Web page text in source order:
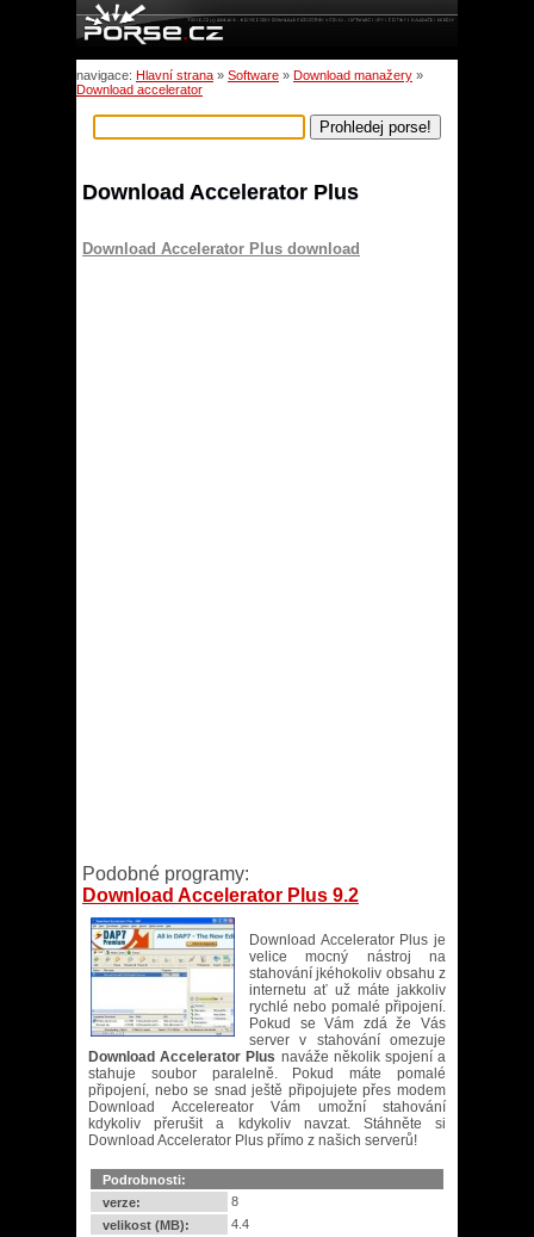
navigace: Hlavní strana » Software » Download manažery »
Download accelerator
Download Accelerator Plus
Download Accelerator Plus download
Podobné programy:
Download Accelerator Plus 9.2
Download Accelerator Plus je
velice mocný nástroj na
stahování jkéhokoliv obsahu z
internetu ať už máte jakkoliv
rychlé nebo pomalé připojení.
Pokud se Vám zdá že Vás
server v stahování omezuje
Download Accelerator Plus naváže několik spojení a
stahuje soubor paralelně. Pokud máte pomalé
připojení, nebo se snad ještě připojujete přes modem
Download Accelereator Vám umožní stahování
kdykoliv přerušit a kdykoliv navzat. Stáhněte si
Download Accelerator Plus přímo z našich serverů!
Podrobnosti:
verze:
8
velikost (MB):
4.4